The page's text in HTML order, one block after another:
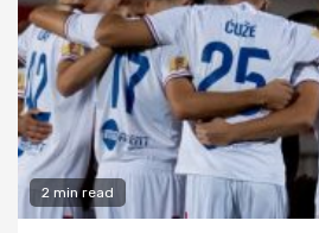
2 min read